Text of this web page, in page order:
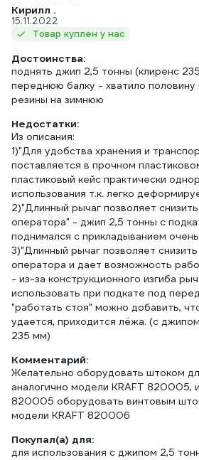
Кирилл .
15.11.2022
Товар куплен у нас
Достоинства:
поднять джип 2,5 тонны (клиренс
переднюю балку - хватило
резины на зимнюю
Недостатки:
Из описания:
1)"Для удобства хранения и
поставляется в прочном
пластиковый кейс практически
использования т.к. легко
2)"Длинный рычаг позволяет
оператора" - джип 2,5 тонны с
поднимался с прикладыванием
3)"Длинный рычаг позволяет
оператора и дает возможность
- из-за конструкционного изгиба
использовать при подкате под
"работать стоя" можно добавить,
удается, приходится лёжа. (с
235 мм)
Комментарий:
Желательно оборудовать штоком
аналогично модели KRAFT 820005,
820005 оборудовать винтовым
модели KRAFT 820006
Покупал(а) для:
для использования с джипом 2,5